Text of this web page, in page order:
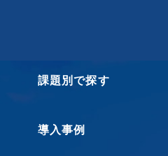
課題別で探す
導入事例